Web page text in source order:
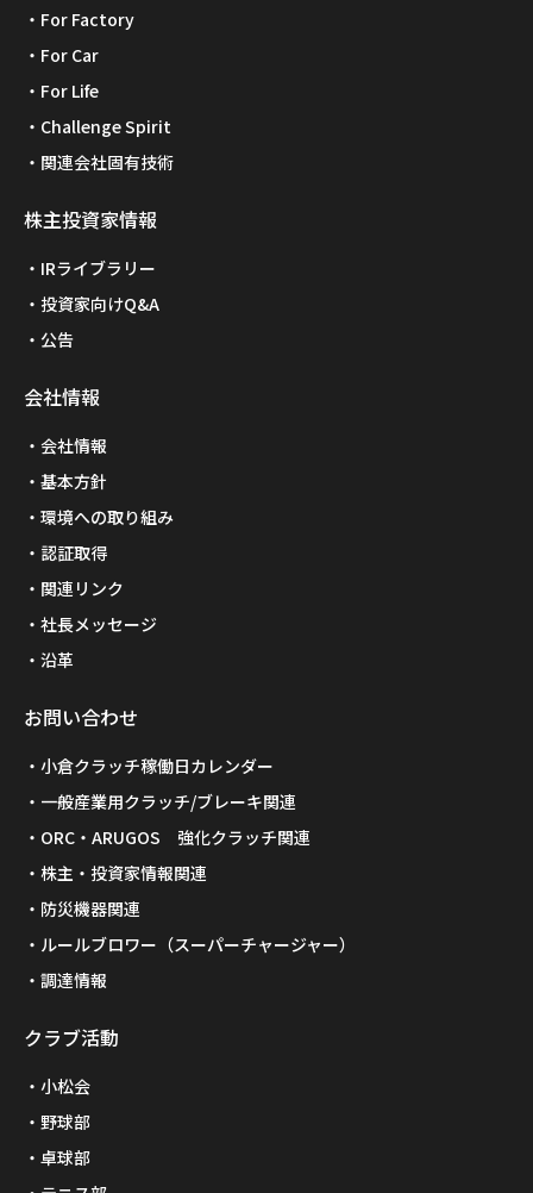
For Factory
For Car
For Life
Challenge Spirit
関連会社固有技術
株主投資家情報
IRライブラリー
投資家向けQ&A
公告
会社情報
会社情報
基本方針
環境への取り組み
認証取得
関連リンク
社長メッセージ
沿革
お問い合わせ
小倉クラッチ稼働日カレンダー
一般産業用クラッチ/ブレーキ関連
ORC・ARUGOS 強化クラッチ関連
株主・投資家情報関連
防災機器関連
ルールブロワー（スーパーチャージャー）
調達情報
クラブ活動
小松会
野球部
卓球部